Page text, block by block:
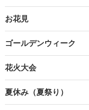
お花見
ゴールデンウィーク
花火大会
夏休み（夏祭り）